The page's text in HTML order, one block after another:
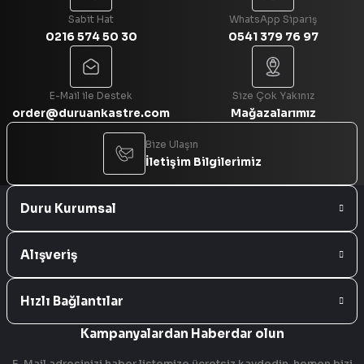
Sabit Hat
0216 574 50 30
WhatsApp Sipariş
0541 379 76 97
E-Mail ile Destek
order@duruankastre.com
Size Çok Yakınız
Mağazalarımız
Bize Ulaşın
İletişim Bilgilerimiz
Duru Kurumsal
Alışveriş
Hızlı Bağlantılar
Kampanyalardan Haberdar olun